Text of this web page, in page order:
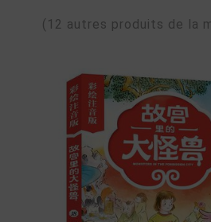
(12 autres produits de la